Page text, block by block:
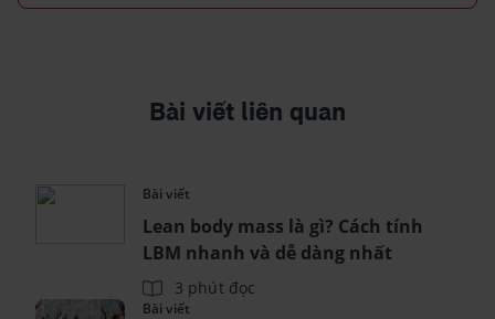
Bài viết liên quan
Bài viết
Lean body mass là gì? Cách tính
LBM nhanh và dễ dàng nhất
3 phút đọc
Bài viết